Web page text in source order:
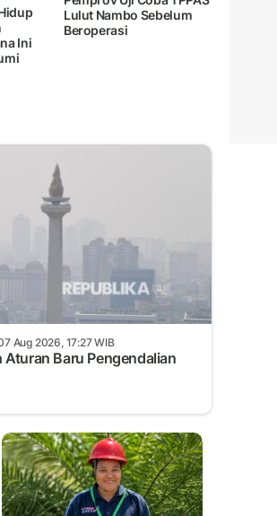
Ini
Lulut Nambo Sebelum
Beroperasi
Aug 2026, 17:27 WIB
Baru Pengendalian